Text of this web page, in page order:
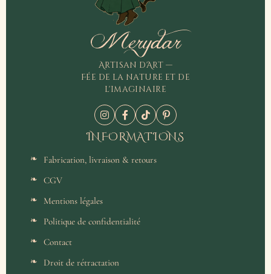
Merydar
Artisan d'Art —
Fée de la nature et de
l'imaginaire
INFORMATIONS
Fabrication, livraison & retours
CGV
Mentions légales
Politique de confidentialité
Contact
Droit de rétractation